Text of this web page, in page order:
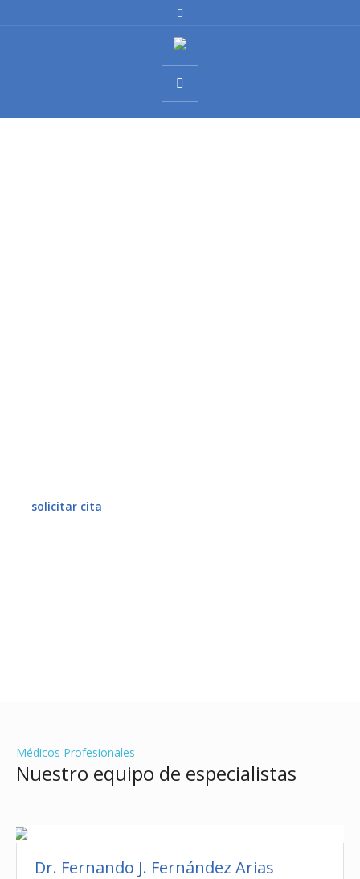
solicitar cita
Médicos Profesionales
Nuestro equipo de especialistas
Dr. Fernando J. Fernández Arias